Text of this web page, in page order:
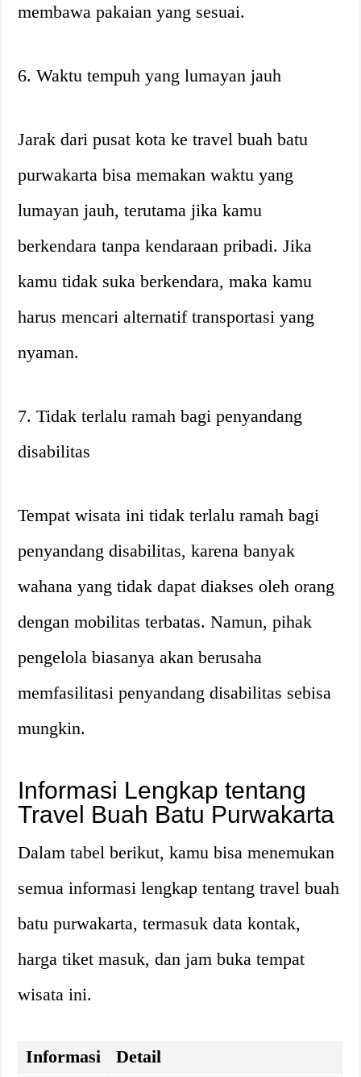
membawa pakaian yang sesuai.
6. Waktu tempuh yang lumayan jauh
Jarak dari pusat kota ke travel buah batu
purwakarta bisa memakan waktu yang
lumayan jauh, terutama jika kamu
berkendara tanpa kendaraan pribadi. Jika
kamu tidak suka berkendara, maka kamu
harus mencari alternatif transportasi yang
nyaman.
7. Tidak terlalu ramah bagi penyandang
disabilitas
Tempat wisata ini tidak terlalu ramah bagi
penyandang disabilitas, karena banyak
wahana yang tidak dapat diakses oleh orang
dengan mobilitas terbatas. Namun, pihak
pengelola biasanya akan berusaha
memfasilitasi penyandang disabilitas sebisa
mungkin.
Informasi Lengkap tentang
Travel Buah Batu Purwakarta
Dalam tabel berikut, kamu bisa menemukan
semua informasi lengkap tentang travel buah
batu purwakarta, termasuk data kontak,
harga tiket masuk, dan jam buka tempat
wisata ini.
Informasi Detail